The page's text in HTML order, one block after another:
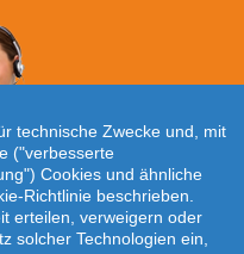
technische Zwecke und, mit
("verbesserte
Cookies und ähnliche
Richtlinie beschrieben.
erteilen, verweigern oder
solcher Technologien ein,